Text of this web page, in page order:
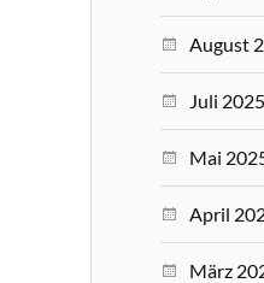
August
Juli 2025
Mai
April
März